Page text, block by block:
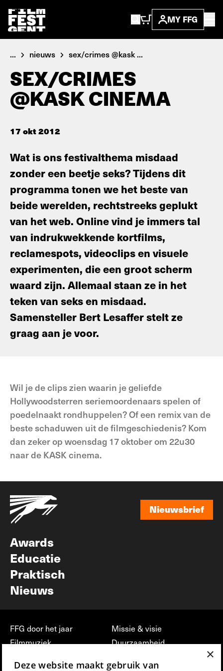
MY FFG
... nieuws sex/crimes @kask ...
SEX/CRIMES
@KASK CINEMA
17 okt 2012
Wat is ons festivalthema misdaad
zonder een beetje seks? Tijdens dit
programma tonen we het beste van
beide werelden, rechtstreeks geplukt
van het web. Online vind je immers tal
van indrukwekkende kortfilms,
reclamespots, videoclips en visuele
experimenten, die een groot scherm
waard zijn. Allemaal staan ze in het
teken van seks en misdaad.
Samensteller Bert Lesaffer stelt ze
graag aan je voor.
Wil je de clips zien waarin je geliefde
Hollywoodsterren seriemoordenaars spelen of
poedelnaakt rondhuppelen? Of een remix van de
beste schaduwen uit de filmgeschiedenis? Kom
dan zeker op woensdag 17 oktober om 22u30
naar de KASK cinema.
Nieuwsbrief
Awards
Educatie
Praktisch
Nieuws
FFG door het jaar
Filmmuziek
Missie & visie
Duurzaamheid
vrijwilligerswerk bij FFG
×
Deze website maakt gebruik van